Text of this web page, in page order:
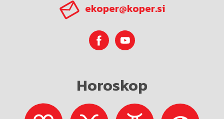
ekoper@koper.si
Horoskop